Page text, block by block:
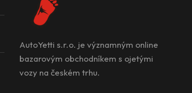
AutoYetti s.r.o. je významným online
bazarovým obchodníkem s ojetými
vozy na českém trhu.